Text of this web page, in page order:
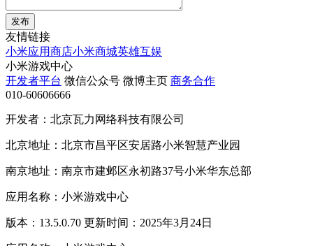
发布
友情链接
小米应用商店小米商城英雄互娱
小米游戏中心
开发者平台 微信公众号 微博主页 商务合作
010-60606666
开发者：北京瓦力网络科技有限公司
北京地址：北京市昌平区安居路小米智慧产业园
南京地址：南京市建邺区永初路37号小米华东总部
应用名称：小米游戏中心
版本：13.5.0.70 更新时间：2025年3月24日